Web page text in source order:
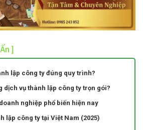
]
lập công ty đúng quy trình?
dịch vụ thành lập công ty trọn gói?
nghiệp phổ biến hiện nay
lập công ty tại Việt Nam (2025)